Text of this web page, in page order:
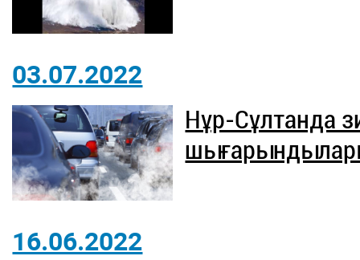
03.07.2022
Нұр-Сұлтанда
16.06.2022